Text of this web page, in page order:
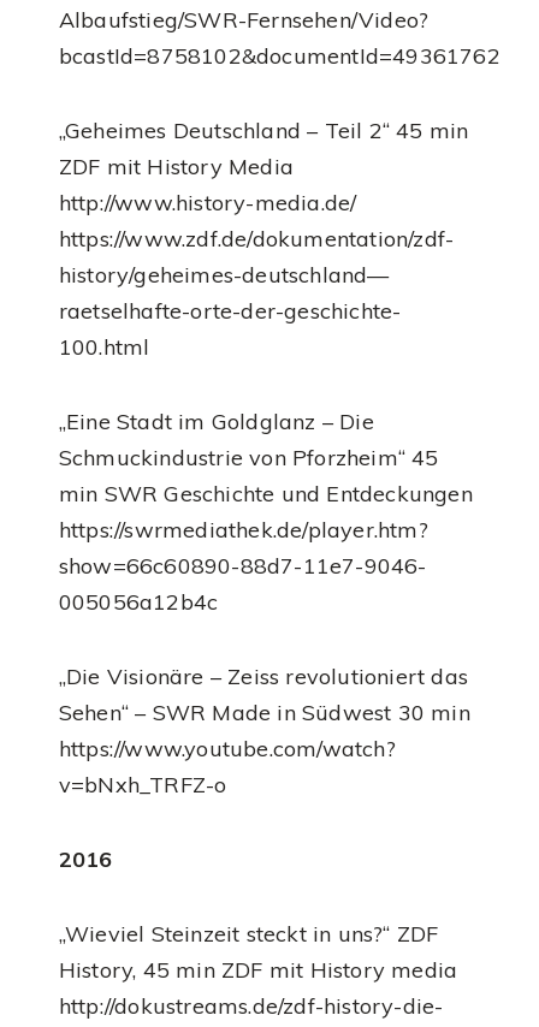
Albaufstieg/SWR-Fernsehen/Video?
bcastId=8758102&documentId=49361762
„Geheimes Deutschland – Teil 2“ 45 min
ZDF mit History Media
http://www.history-media.de/
https://www.zdf.de/dokumentation/zdf-
history/geheimes-deutschland—
raetselhafte-orte-der-geschichte-
100.html
„Eine Stadt im Goldglanz – Die
Schmuckindustrie von Pforzheim“ 45
min SWR Geschichte und Entdeckungen
https://swrmediathek.de/player.htm?
show=66c60890-88d7-11e7-9046-
005056a12b4c
„Die Visionäre – Zeiss revolutioniert das
Sehen“ – SWR Made in Südwest 30 min
https://www.youtube.com/watch?
v=bNxh_TRFZ-o
2016
„Wieviel Steinzeit steckt in uns?“ ZDF
History, 45 min ZDF mit History media
http://dokustreams.de/zdf-history-die-